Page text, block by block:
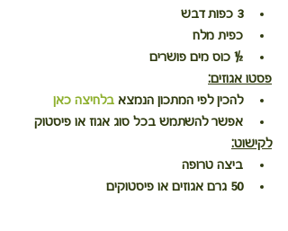
3 כפות דבש
כפית מלח
½ כוס מים פושרים
פסטו אגוזים:
להכין לפי המתכון הנמצא בלחיצה כאן
אפשר להשתמש בכל סוג אגוז או פיסטוק
לקישוט:
ביצה טרופה
50 גרם אגוזים או פיסטוקים